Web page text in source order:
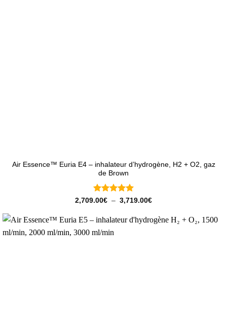
Air Essence™ Euria E4 – inhalateur d’hydrogène, H2 + O2, gaz
de Brown
Note5 sur
2,709.00€ – 3,719.00€Plage
2,709.00€
à